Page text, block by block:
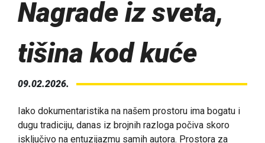
Nagrade iz sveta,
tišina kod kuće
09.02.2026.
Iako dokumentaristika na našem prostoru ima bogatu i
dugu tradiciju, danas iz brojnih razloga počiva skoro
isključivo na entuzijazmu samih autora. Prostora za